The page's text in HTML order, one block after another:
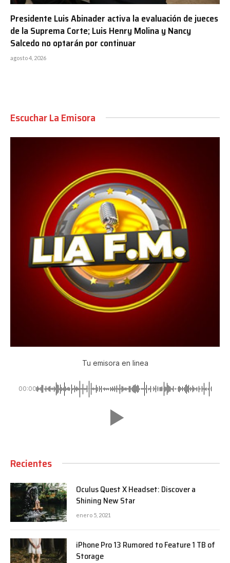
Presidente Luis Abinader activa la evaluación de jueces
de la Suprema Corte; Luis Henry Molina y Nancy
Salcedo no optarán por continuar
agosto 4, 2026
Escuchar La Emisora
Tu emisora en linea
00:00
Recientes
Oculus Quest X Headset: Discover a
Shining New Star
enero 5, 2021
iPhone Pro 13 Rumored to Feature 1 TB of
Storage